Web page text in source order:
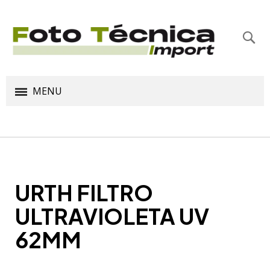
MENU
URTH FILTRO
ULTRAVIOLETA UV
62MM